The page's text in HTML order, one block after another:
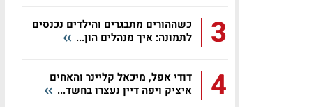
3
כשההורים מתבגרים והילדים נכנסים
לתמונה: איך מנהלים הון...
4
דודי אפל, מיכאל קליינר והאחים
איציק ויפה דיין נעצרו בחשד...